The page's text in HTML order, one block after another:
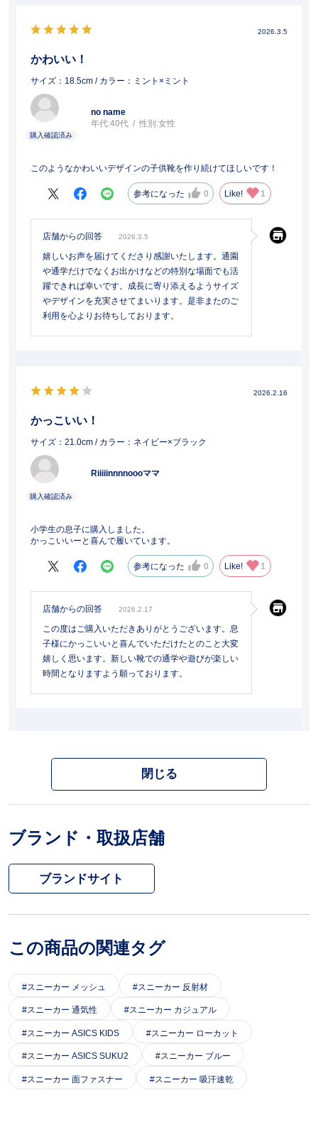
2026.3.5
かわいい！
サイズ：18.5cm / カラー：ミント×ミント
no name
年代:40代 性別:女性
このようなかわいいデザインの子供靴を作り続けてほしいです！
参考になった 0 Like! 1
店舗からの回答 2026.3.5
嬉しいお声を届けてくださり感謝いたします。通園
や通学だけでなくお出かけなどの特別な場面でも活
躍できれば幸いです。成長に寄り添えるようサイズ
やデザインを充実させてまいります。是非またのご
利用を心よりお待ちしております。
2026.2.16
かっこいい！
サイズ：21.0cm / カラー：ネイビー×ブラック
Riiiiinnnnoooママ
小学生の息子に購入しました。
かっこいいーと喜んで履いています。
参考になった 0 Like! 1
店舗からの回答 2026.2.17
この度はご購入いただきありがとうございます。息
子様にかっこいいと喜んでいただけたとのこと大変
嬉しく思います。新しい靴での通学や遊びが楽しい
時間となりますよう願っております。
閉じる
ブランド・取扱店舗
ブランドサイト
この商品の関連タグ
スニーカー メッシュ スニーカー 反射材
スニーカー 通気性 スニーカー カジュアル
スニーカー ASICS KIDS スニーカー ローカット
スニーカー ASICS SUKU2 スニーカー ブルー
スニーカー 面ファスナー スニーカー 吸汗速乾